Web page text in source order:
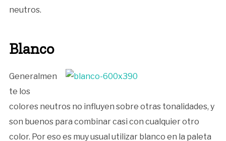
neutros.
Blanco
Generalmen
te los
colores neutros no influyen sobre otras tonalidades, y
son buenos para combinar casi con cualquier otro
color. Por eso es muy usual utilizar blanco en la paleta